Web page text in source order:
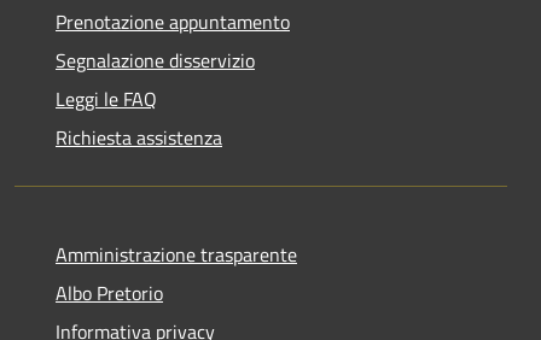
Prenotazione appuntamento
Segnalazione disservizio
Leggi le FAQ
Richiesta assistenza
Amministrazione trasparente
Albo Pretorio
Informativa privacy